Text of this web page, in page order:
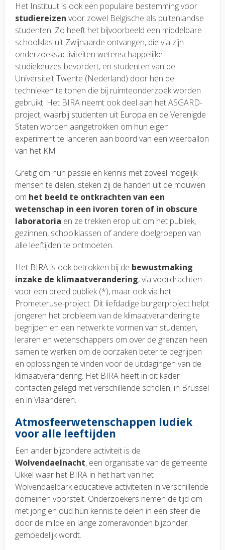
Het Instituut is ook een populaire bestemming voor
studiereizen voor zowel Belgische als buitenlandse
studenten. Zo heeft het bijvoorbeeld een middelbare
schoolklas uit Zwijnaarde ontvangen, die via zijn
onderzoeksactiviteiten wetenschappelijke
studiekeuzes bevordert, en studenten van de
Universiteit Twente (Nederland) door hen de
technieken te tonen die bij ruimteonderzoek worden
gebruikt. Het BIRA neemt ook deel aan het ASGARD-
project, waarbij studenten uit Europa en de Verenigde
Staten worden aangetrokken om hun eigen
experiment te lanceren aan boord van een weerballon
van het KMI.
Gretig om hun passie en kennis met zoveel mogelijk
mensen te delen, steken zij de handen uit de mouwen
om het beeld te ontkrachten van een
wetenschap in een ivoren toren of in obscure
laboratoria en ze trekken erop uit om het publiek,
gezinnen, schoolklassen of andere doelgroepen van
alle leeftijden te ontmoeten.
Het BIRA is ook betrokken bij de bewustmaking
inzake de klimaatverandering, via voordrachten
voor een breed publiek (*), maar ook via het
Prometeruse-project. Dit liefdadige burgerproject helpt
jongeren het probleem van de klimaatverandering te
begrijpen en een netwerk te vormen van studenten,
leraren en wetenschappers om over de grenzen heen
samen te werken om de oorzaken beter te begrijpen
en oplossingen te vinden voor de uitdagingen van de
klimaatverandering. Het BIRA heeft in dit kader
contacten gelegd met verschillende scholen, in Brussel
en in Vlaanderen.
Atmosfeerwetenschappen ludiek
voor alle leeftijden
Een ander bijzondere activiteit is de
Wolvendaelnacht, een organisatie van de gemeente
Ukkel waar het BIRA in het hart van het
Wolvendaelpark educatieve activiteiten in verschillende
domeinen voorstelt. Onderzoekers nemen de tijd om
met jong en oud hun kennis te delen in een sfeer die
door de milde en lange zomeravonden bijzonder
gemoedelijk wordt.